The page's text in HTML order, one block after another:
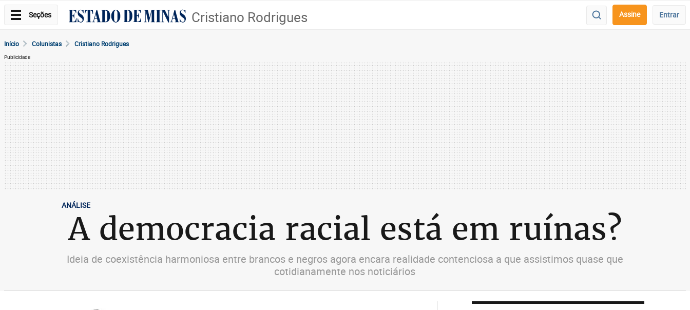
Seções Cristiano Rodrigues Assine Entrar
Início Colunistas Cristiano Rodrigues
Publicidade
ANÁLISE
A democracia racial está em ruínas?
Ideia de coexistência harmoniosa entre brancos e negros agora encara realidade contenciosa a que assistimos quase que
cotidianamente nos noticiários